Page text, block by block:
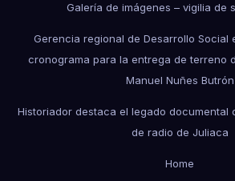
Galería de imágenes – vigilia de
Gerencia regional de Desarrollo Social
cronograma para la entrega de terreno
Manuel Nuñes Butrón
Historiador destaca el legado documental
de radio de Juliaca
Home